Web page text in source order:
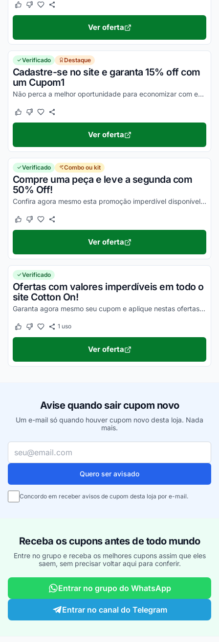
Este cupom funcionou
Este cupom não funcionou
Ver oferta
Verificado Destaque
Cadastre-se no site e garanta 15% off com
um Cupom1
Não perca a melhor oportunidade para economizar com estas promoções incríveis e garanta seus descontos agora mesmo!
Este cupom funcionou
Este cupom não funcionou
Ver oferta
Verificado Combo ou kit
Compre uma peça e leve a segunda com
50% Off!
Confira agora mesmo esta promoção imperdível disponível no site e economize já!
Este cupom funcionou
Este cupom não funcionou
Ver oferta
Verificado
Ofertas com valores imperdíveis em todo o
site Cotton On!
Garanta agora mesmo seu cupom e aplique nestas ofertas para economizar em dobro!
Este cupom funcionou
Este cupom não funcionou
1 uso
Ver oferta
Avise quando sair cupom novo
Um e-mail só quando houver cupom novo desta loja. Nada
mais.
Quero ser avisado
Concordo em receber avisos de cupom desta loja por e-mail.
Receba os cupons antes de todo mundo
Entre no grupo e receba os melhores cupons assim que eles
saem, sem precisar voltar aqui para conferir.
Entrar no grupo do WhatsApp
Entrar no canal do Telegram